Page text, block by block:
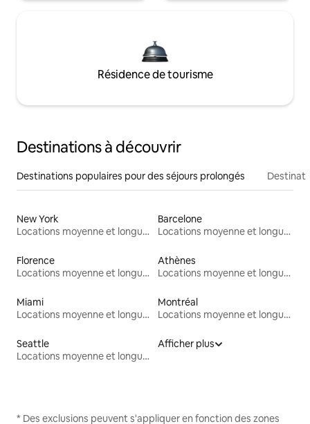
Résidence de tourisme
Destinations à découvrir
Destinations populaires pour des séjours prolongés
New York
Locations moyenne et longue durée
Barcelone
Locations moyenne et longue durée
Florence
Locations moyenne et longue durée
Athènes
Locations moyenne et longue durée
Miami
Locations moyenne et longue durée
Montréal
Locations moyenne et longue durée
Seattle
Locations moyenne et longue durée
Afficher plus
* Des exclusions peuvent s'appliquer en fonction des zones